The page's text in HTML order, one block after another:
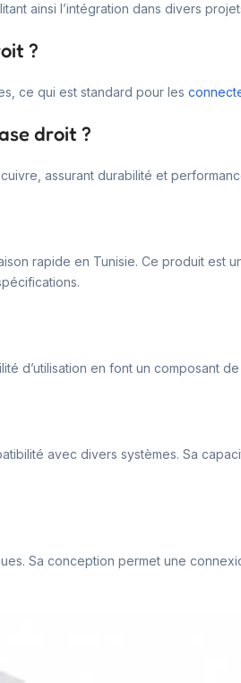
ainsi l’intégration dans divers
?
ce qui est standard pour les
droit ?
assurant durabilité et
rapide en Tunisie. Ce produit est
d’utilisation en font un composant
avec divers systèmes. Sa
Sa conception permet une